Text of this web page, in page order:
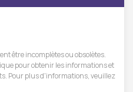
être incomplètes ou obsolètes.
pour obtenir les informations et
Pour plus d'informations, veuillez